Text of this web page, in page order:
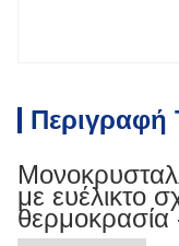
Περιγραφή
με ευέλικτο